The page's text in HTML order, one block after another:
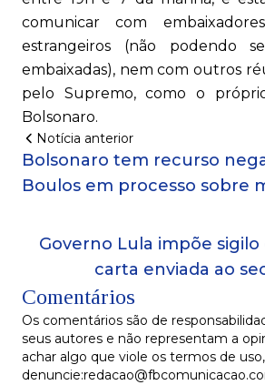
comunicar com
estrangeiros (não podendo
embaixadas), nem com outros
pelo Supremo, como o
Bolsonaro.
Notícia anterior
Bolsonaro tem recurso
Boulos em processo sobre
Governo Lula impõe sigilo
carta enviada ao
Comentários
Os comentários são de
seus autores e não representam a
achar algo que viole os termos de uso,